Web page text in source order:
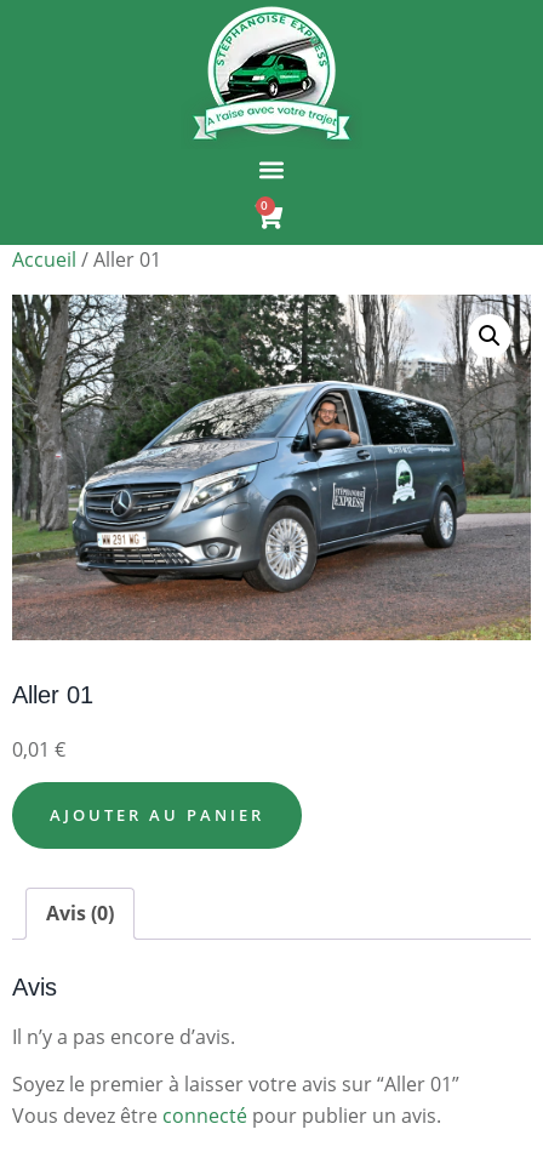
0
Accueil / Aller 01
Aller 01
0,01 €
AJOUTER AU PANIER
Avis (0)
Avis
Il n’y a pas encore d’avis.
Soyez le premier à laisser votre avis sur “Aller 01”
Vous devez être connecté pour publier un avis.